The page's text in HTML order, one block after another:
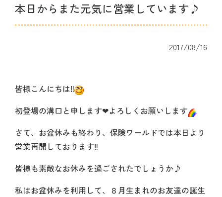
本日からまた元気に営業しています♪
2017/08/16
皆様こんにちは‼
初登場の溝口と申します❤よろしくお願いします
さて、お盆休みも終わり、保険ワールドでは本日より
営業再開しております‼
皆様も素敵なお休みを過ごされたでしょうか♪
私はお盆休みを利用して、８月生まれのお友達の誕生